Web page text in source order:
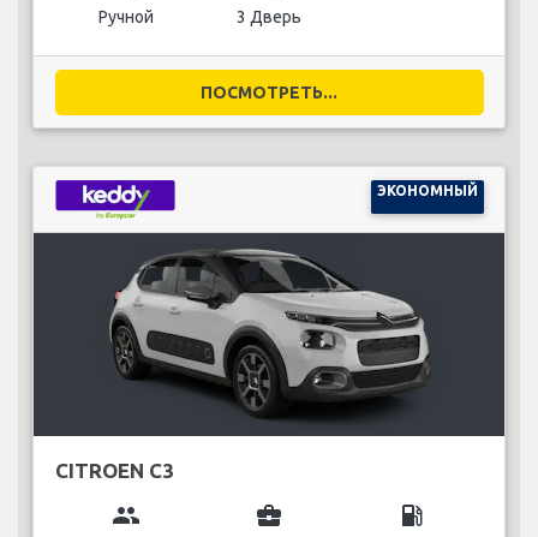
Ручной 3 Дверь
ПОСМОТРЕТЬ...
ЭКОНОМНЫЙ
CITROEN C3
group business_center local_gas_station